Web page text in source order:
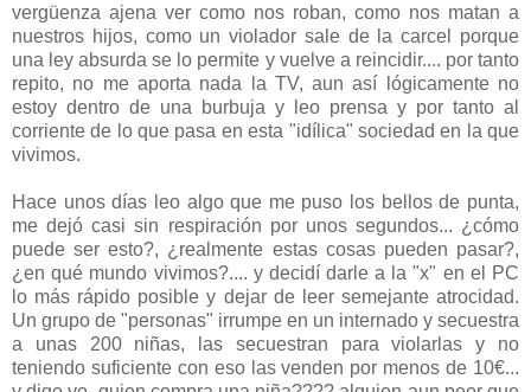
vergüenza ajena ver como nos roban, como nos matan a
nuestros hijos, como un violador sale de la carcel porque
una ley absurda se lo permite y vuelve a reincidir.... por tanto
repito, no me aporta nada la TV, aun así lógicamente no
estoy dentro de una burbuja y leo prensa y por tanto al
corriente de lo que pasa en esta "idílica" sociedad en la que
vivimos.
Hace unos días leo algo que me puso los bellos de punta,
me dejó casi sin respiración por unos segundos... ¿cómo
puede ser esto?, ¿realmente estas cosas pueden pasar?,
¿en qué mundo vivimos?.... y decidí darle a la "x" en el PC
lo más rápido posible y dejar de leer semejante atrocidad.
Un grupo de "personas" irrumpe en un internado y secuestra
a unas 200 niñas, las secuestran para violarlas y no
teniendo suficiente con eso las venden por menos de 10€...